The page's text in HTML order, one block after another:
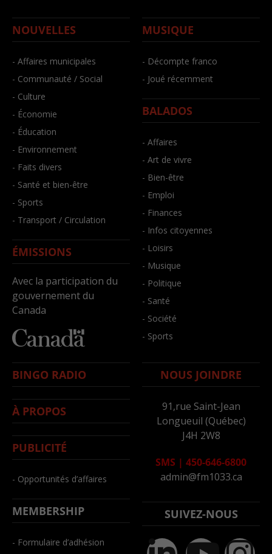
NOUVELLES
- Affaires municipales
- Communauté / Social
- Culture
- Économie
- Éducation
- Environnement
- Faits divers
- Santé et bien-être
- Sports
- Transport / Circulation
ÉMISSIONS
Avec la participation du
gouvernement du
Canada
MUSIQUE
- Décompte franco
- Joué récemment
BALADOS
- Affaires
- Art de vivre
- Bien-être
- Emploi
- Finances
- Infos citoyennes
- Loisirs
- Musique
- Politique
- Santé
- Société
- Sports
BINGO RADIO
À PROPOS
PUBLICITÉ
- Opportunités d’affaires
MEMBERSHIP
- Formulaire d’adhésion
NOUS JOINDRE
91,rue Saint-Jean
Longueuil (Québec)
J4H 2W8
SMS | 450-646-6800
admin@fm1033.ca
SUIVEZ-NOUS